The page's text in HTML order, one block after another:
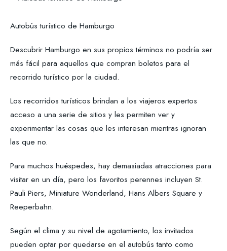
Autobús turístico de Hamburgo
Descubrir Hamburgo en sus propios términos no podría ser
más fácil para aquellos que compran boletos para el
recorrido turístico por la ciudad.
Los recorridos turísticos brindan a los viajeros expertos
acceso a una serie de sitios y les permiten ver y
experimentar las cosas que les interesan mientras ignoran
las que no.
Para muchos huéspedes, hay demasiadas atracciones para
visitar en un día, pero los favoritos perennes incluyen St.
Pauli Piers, Miniature Wonderland, Hans Albers Square y
Reeperbahn.
Según el clima y su nivel de agotamiento, los invitados
pueden optar por quedarse en el autobús tanto como